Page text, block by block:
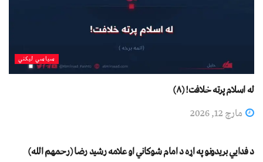
سیاسي لیکني
له اسلام پرته خلافت! (۸)
مارچ 12, 2026
د فدایي بریدونو په اړه د امام شوکاني او علامه رشید رضا (رحمهم الله)